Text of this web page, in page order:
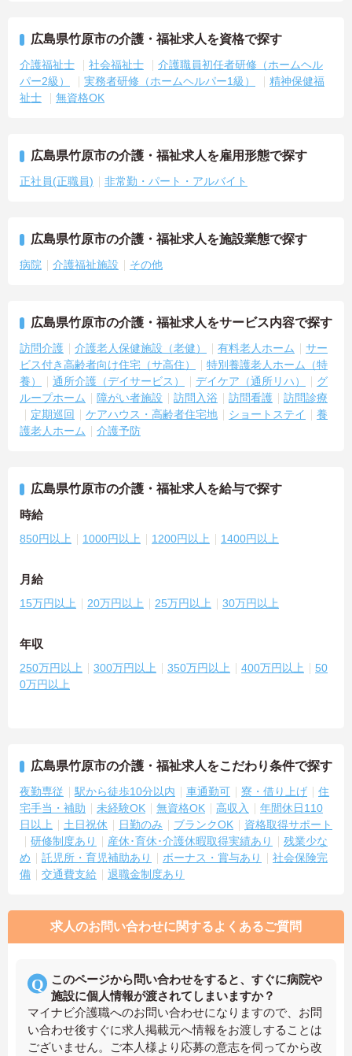
広島県竹原市の介護・福祉求人を資格で探す
介護福祉士 社会福祉士
介護職員初任者研修（ホームヘル
パー2級）
実務者研修（ホームヘルパー1級）
精神保健福
祉士
無資格OK
広島県竹原市の介護・福祉求人を雇用形態で探す
正社員(正職員) 非常勤・パート・アルバイト
広島県竹原市の介護・福祉求人を施設業態で探す
病院 介護福祉施設 その他
広島県竹原市の介護・福祉求人をサービス内容で探す
訪問介護 介護老人保健施設（老健） 有料老人ホーム
サー
ビス付き高齢者向け住宅（サ高住）
特別養護老人ホーム（特
養）
通所介護（デイサービス） デイケア（通所リハ）
グ
ループホーム
障がい者施設 訪問入浴 訪問看護
訪問診療
定期巡回
ケアハウス・高齢者住宅地 ショートステイ
養
護老人ホーム
介護予防
広島県竹原市の介護・福祉求人を給与で探す
時給
850円以上 1000円以上 1200円以上 1400円以上
月給
15万円以上 20万円以上 25万円以上 30万円以上
年収
250万円以上 300万円以上 350万円以上 400万円以上
50
0万円以上
広島県竹原市の介護・福祉求人をこだわり条件で探す
夜勤専従 駅から徒歩10分以内 車通勤可 寮・借り上げ
住
宅手当・補助
未経験OK 無資格OK 高収入
年間休日110
日以上
土日祝休 日勤のみ ブランクOK
資格取得サポート
研修制度あり
産休･育休･介護休暇取得実績あり
残業少な
め
託児所・育児補助あり ボーナス・賞与あり
社会保険完
備
交通費支給 退職金制度あり
求人のお問い合わせに関するよくあるご質問
このページから問い合わせをすると、すぐに病院や
施設に個人情報が渡されてしまいますか？
マイナビ介護職へのお問い合わせになりますので、お問
い合わせ後すぐに求人掲載元へ情報をお渡しすることは
ございません。ご本人様より応募の意志を伺ってから改